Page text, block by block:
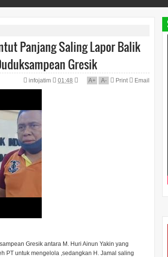
Panjang Saling Lapor Balik
Gresik
infojatim 01:48 A+ A- Print Email
Gresik antara M. Huri Ainun Yakin yang
PT untuk mengelola ,sedangkan H. Jamal saling